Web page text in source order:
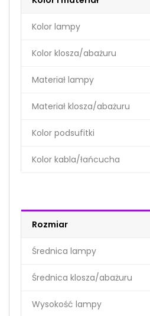
Kolor lampy
Kolor klosza/abażuru
Materiał lampy
Materiał klosza/abażuru
Kolor podsufitki
Kolor kabla/łańcucha
Rozmiar
Średnica lampy
Średnica klosza/abażuru
Wysokość lampy